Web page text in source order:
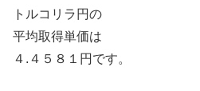
トルコリラ円の
平均取得単価は
４.４５８１円です。